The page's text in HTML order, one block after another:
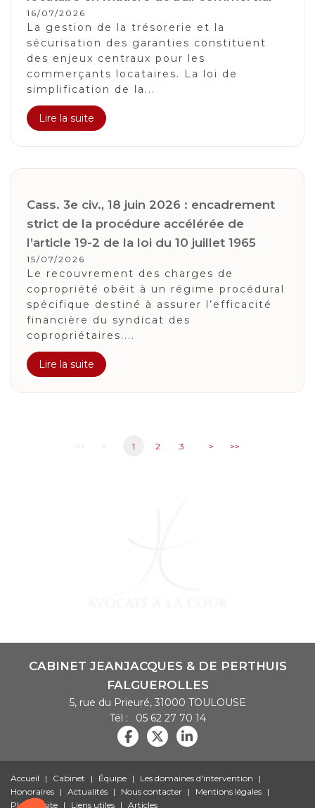
16/07/2026
La gestion de la trésorerie et la
sécurisation des garanties constituent
des enjeux centraux pour les
commerçants locataires. La loi de
simplification de la...
Lire la suite
Cass. 3e civ., 18 juin 2026 : encadrement
strict de la procédure accélérée de
l’article 19-2 de la loi du 10 juillet 1965
15/07/2026
Le recouvrement des charges de
copropriété obéit à un régime procédural
spécifique destiné à assurer l’efficacité
financière du syndicat des
copropriétaires....
Lire la suite
1 2 3 > >>
CABINET JEANJACQUES & DE PERTHUIS
FALGUEROLLES
5, rue du Prieuré, 31000 TOULOUSE
Tél :
05 62 27 70 14
Accueil Cabinet Équipe
Les domaines d'intervention
Honoraires
Actualités Nous contacter
Mentions légales
Plan du site
Liens utiles Articles